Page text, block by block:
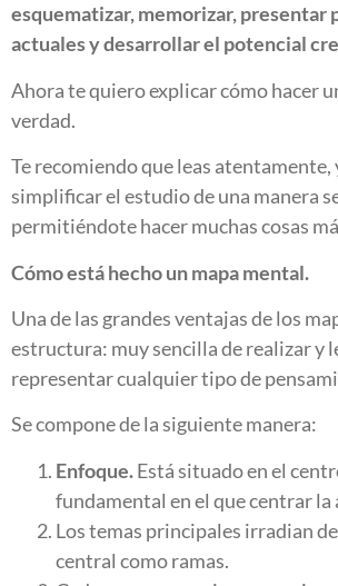
esquematizar, memorizar, presentar
actuales y desarrollar el potencial
Ahora te quiero explicar cómo hacer
verdad.
Te recomiendo que leas atentamente,
simplificar el estudio de una manera
permitiéndote hacer muchas cosas
Cómo está hecho un mapa mental.
Una de las grandes ventajas de los
estructura: muy sencilla de realizar y
representar cualquier tipo de
Se compone de la siguiente manera:
Enfoque.Está situado en el
fundamental en el que centrar la
Los temas principales irradian
central como ramas.